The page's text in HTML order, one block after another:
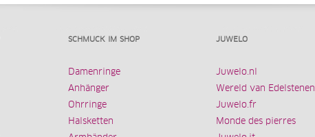
SCHMUCK IM SHOP
Damenringe
Anhänger
Ohrringe
Halsketten
JUWELO
Juwelo.nl
Wereld van Edelstenen
Juwelo.fr
Monde des pierres